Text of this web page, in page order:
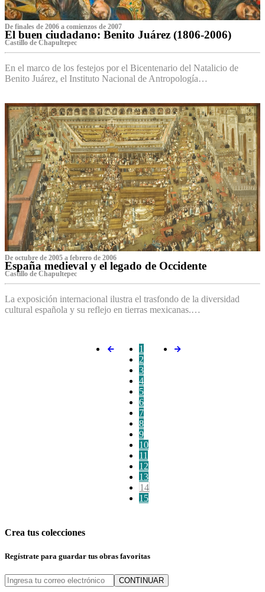
De finales de 2006 a comienzos de 2007
El buen ciudadano: Benito Juárez (1806-2006)
Castillo de Chapultepec
En el marco de los festejos por el Bicentenario del Natalicio de
Benito Juárez, el Instituto Nacional de Antropología…
De octubre de 2005 a febrero de 2006
España medieval y el legado de Occidente
Castillo de Chapultepec
La exposición internacional ilustra el trasfondo de la diversidad
cultural española y su reflejo en tierras mexicanas.…
1
2
3
4
5
6
7
8
9
10
11
12
13
14
15
Crea tus colecciones
Regístrate para guardar tus obras favoritas
CONTINUAR